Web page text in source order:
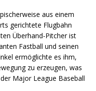
aus einem
gerichtete Flugbahn
Überhand-Pitcher ist
Fastball und seinen
ermöglichte es ihm,
zu erzeugen, was
Major League Baseball